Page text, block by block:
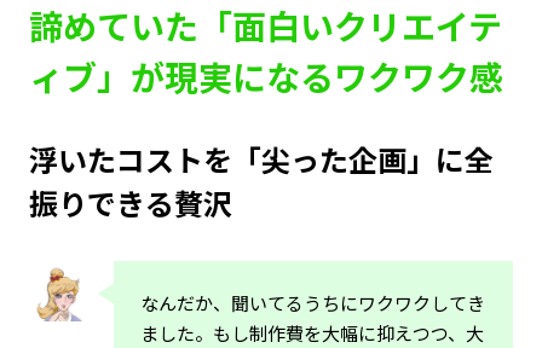
諦めていた「面白いクリエイテ
ィブ」が現実になるワクワク感
浮いたコストを「尖った企画」に全
振りできる贅沢
なんだか、聞いてるうちにワクワクしてき
ました。もし制作費を大幅に抑えつつ、大